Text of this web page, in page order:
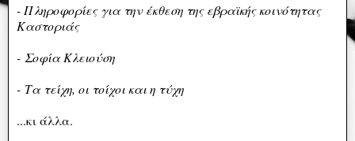
- Πληροφορίες για την έκθεση της εβραϊκής κοινότητας
Καστοριάς
- Σοφία Κλειούση
- Τα τείχη, οι τοίχοι και η τύχη
...κι άλλα.